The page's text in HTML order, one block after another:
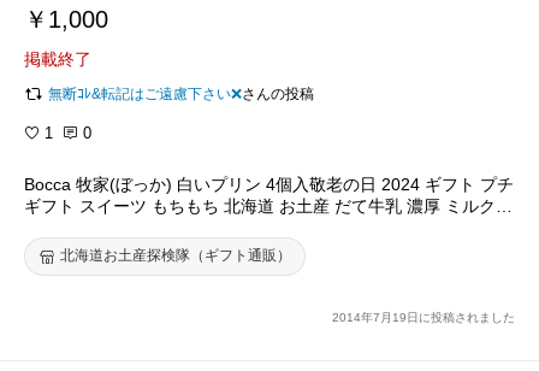
￥1,000
掲載終了
無断ｺﾚ&転記はご遠慮下さい❌さんの投稿
1 0
Bocca 牧家(ぼっか) 白いプリン 4個入敬老の日 2024 ギフト プチ
ギフト スイーツ もちもち 北海道 お土産 だて牛乳 濃厚 ミルクプ
礼 お返し 女性 プレゼント おしゃれ TVで紹介
北海道お土産探検隊（ギフト通販）
2014年7月19日に投稿されました